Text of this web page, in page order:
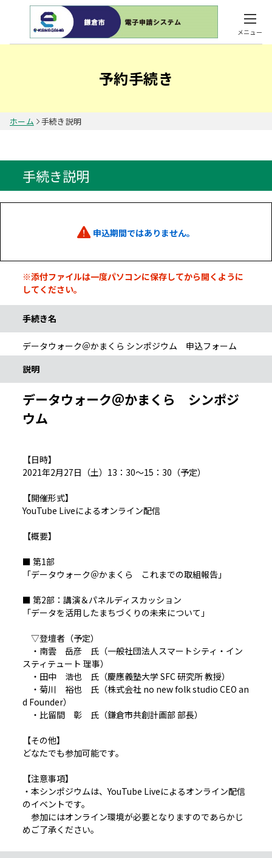
メニュー
予約手続き
ホーム 手続き説明
手続き説明
申込期間ではありません。
※添付ファイルは一度パソコンに保存してから開くように
してください。
手続き名
データウォーク＠かまくら シンポジウム 申込フォーム
説明
データウォーク＠かまくら シンポジ
ウム
【日時】
2021年2月27日（土）13：30～15：30（予定）
【開催形式】
YouTube Liveによるオンライン配信
【概要】
■ 第1部
「データウォーク＠かまくら これまでの取組報告」
■ 第2部：講演＆パネルディスカッション
「データを活用したまちづくりの未来について」
▽登壇者（予定）
・南雲 岳彦 氏（一般社団法人スマートシティ・イン
スティテュート 理事）
・田中 浩也 氏（慶應義塾大学 SFC 研究所 教授）
・菊川 裕也 氏（株式会社 no new folk studio CEO an
d Founder）
・比留間 彰 氏（鎌倉市共創計画部 部長）
【その他】
どなたでも参加可能です。
【注意事項】
・本シンポジウムは、YouTube Liveによるオンライン配信
のイベントです。
参加にはオンライン環境が必要となりますのであらかじ
めご了承ください。